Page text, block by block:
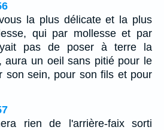
la plus délicate et la plus
qui par mollesse et par
pas de poser à terre la
aura un oeil sans pitié pour le
son sein, pour son fils et pour
rien de l'arrière-faix sorti